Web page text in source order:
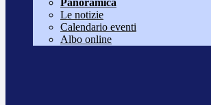
Panoramica
Le notizie
Calendario eventi
Albo online